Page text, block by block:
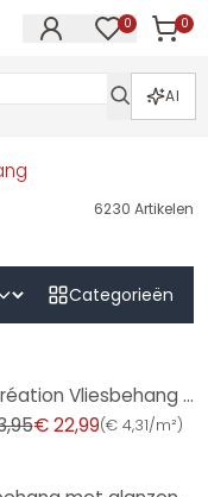
0 0
AI
6230 Artikelen
Categorieën
A.S. Création Vliesbehang The BOS - Battle of Style Baksteen Look Bruin, Beige, Grijs
€ 22,99(€ 4,31/m²)